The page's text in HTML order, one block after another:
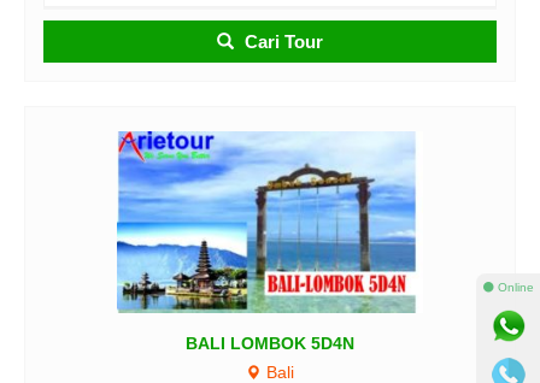
Cari Tour
BALI LOMBOK 5D4N
Bali
⚫ Online